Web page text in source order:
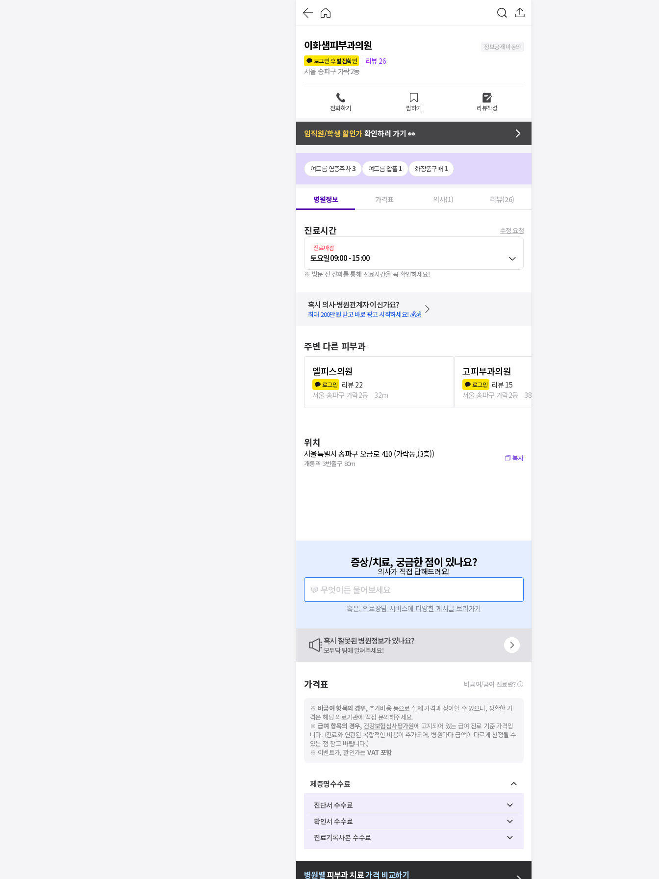
이화샘피부과의원
정보공개 미동의
로그인 후 별점확인
리뷰 26
서울 송파구 가락2동
전화하기 찜하기 리뷰작성
임직원/학생 할인가확인하러 가기 👀
여드름 염증주사3 여드름 압출 1 화장품구매 1
병원정보 가격표 의사(1) 리뷰(26)
진료시간 수정 요청
진료마감
토요일09:00 - 15:00
※ 방문 전 전화를 통해 진료시간을 꼭 확인하세요!
혹시 의사·병원관계자 이신가요?
최대 200만원 받고 바로 광고 시작하세요! 💰💰
주변 다른 피부과
엘피스의원
로그인 리뷰 22
서울 송파구 가락2동
32m
고피부과의원
로그인 리뷰 15
서울 송파구 가락2동
389m
위치
서울특별시 송파구 오금로 410 (가락동,(3층))
개롱역 3번출구 80m
복사
증상/치료, 궁금한 점이 있나요?
의사가 직접 답해드려요!
💬 무엇이든 물어보세요
혹은, 의료상담 서비스에 다양한 게시글 보러가기
혹시 잘못된 병원정보가 있나요?
모두닥 팀에 알려주세요!
가격표 비급여/급여 진료란?
※ 비급여 항목의 경우,추가비용 등으로 실제 가격과 상이할 수 있으니, 정확한 가
격은 해당 의료기관에 직접 문의해주세요.
※ 급여 항목의 경우, 건강보험심사평가원에 고지되어 있는 급여 진료 기준 가격입
니다. (진료와 연관된 복합적인 비용이 추가되어, 병원마다 금액이 다르게 산정될 수
있는 점 참고 바랍니다.)
※ 이벤트가, 할인가는VAT 포함
제증명수수료
진단서 수수료
확인서 수수료
진료기록사본 수수료
병원별 피부과치료가격 비교하기
요청하신 작업을 처리하지 못했습니다.
네트워크 또는 서버의 일시적인 오류로, 잠시 후 다시 시도해주세요.